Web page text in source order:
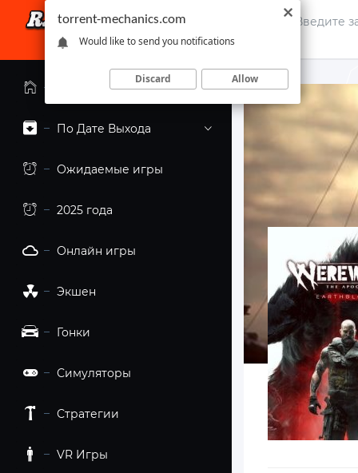
Главная страница
По Дате Выхода
Ожидаемые игры
2025 года
Онлайн игры
Экшен
Гонки
Симуляторы
Стратегии
VR Игры
torrent-mechanics.com
Would like to send you notifications
Discard Allow